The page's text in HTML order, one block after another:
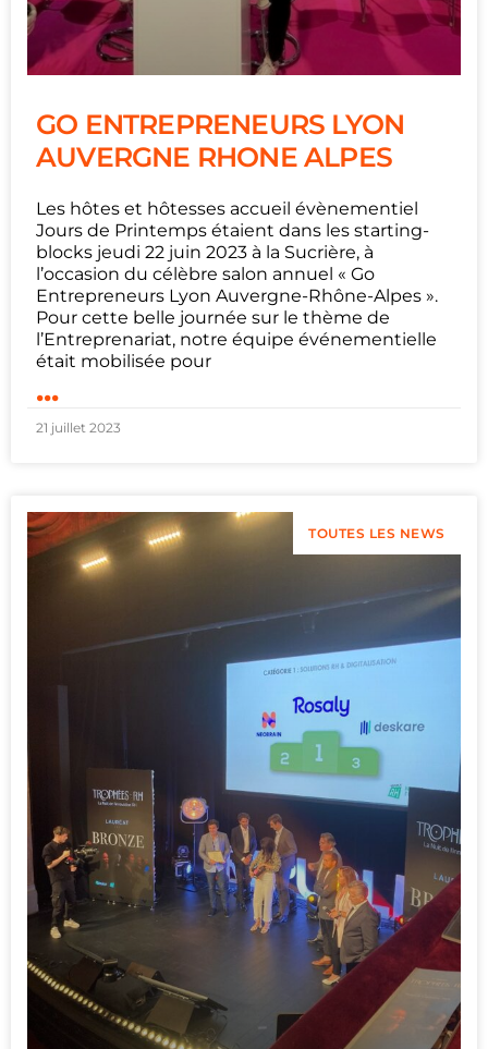
GO ENTREPRENEURS LYON
AUVERGNE RHONE ALPES
Les hôtes et hôtesses accueil évènementiel
Jours de Printemps étaient dans les starting-
blocks jeudi 22 juin 2023 à la Sucrière, à
l’occasion du célèbre salon annuel « Go
Entrepreneurs Lyon Auvergne-Rhône-Alpes ».
Pour cette belle journée sur le thème de
l’Entreprenariat, notre équipe événementielle
était mobilisée pour
...
21 juillet 2023
TOUTES LES NEWS